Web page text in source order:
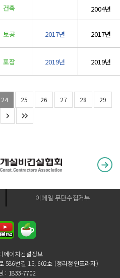
건축
2004년
토공 2017년 2017년
포장 2019년 2019년
24 25 26 27 28
29
이메일 무단수집거부
에이치건설정보
586번길 15, 602호 (청라청연프라자)
: 1833-7702